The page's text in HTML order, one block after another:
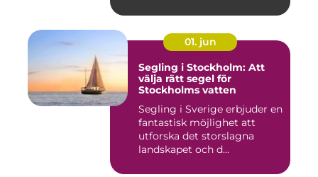
01. jun
Segling i Stockholm: Att
välja rätt segel för
Stockholms vatten
Segling i Sverige erbjuder en
fantastisk möjlighet att
utforska det storslagna
landskapet och d...